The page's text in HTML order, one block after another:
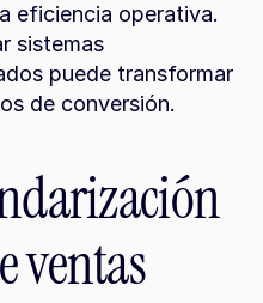
eficiencia operativa.
sistemas
puede transformar
de conversión.
ventas